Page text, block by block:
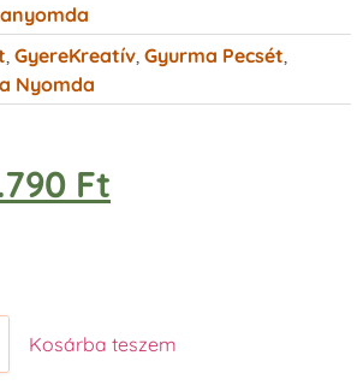
GyereKreatív Gyurma Pecsét
Nyomda
Ft
Kosárba teszem